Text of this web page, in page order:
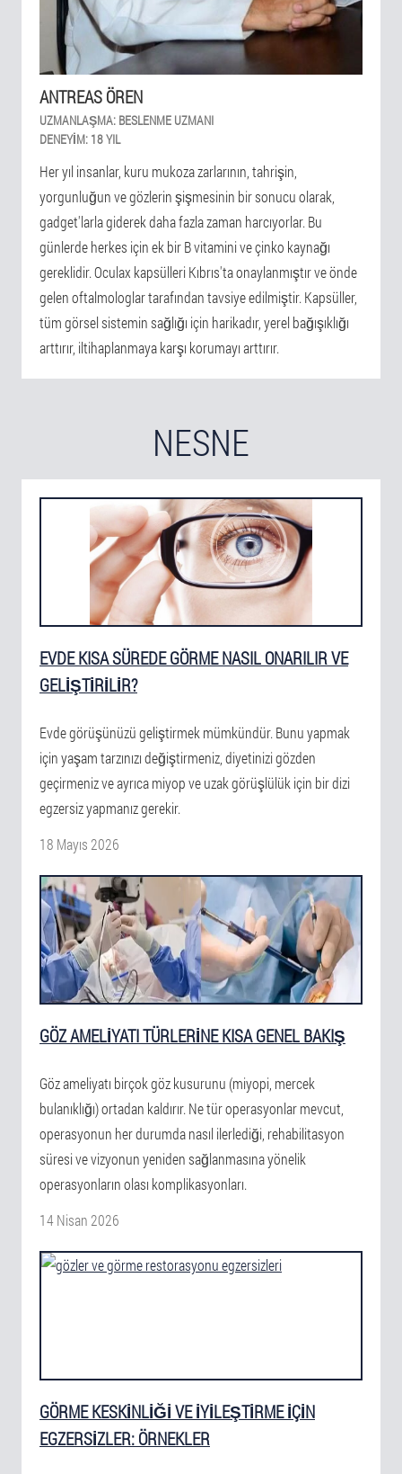
ANTREAS ÖREN
UZMANLAŞMA: BESLENME UZMANI
DENEYIM: 18 YIL
Her yıl insanlar, kuru mukoza zarlarının, tahrişin,
yorgunluğun ve gözlerin şişmesinin bir sonucu olarak,
gadget'larla giderek daha fazla zaman harcıyorlar. Bu
günlerde herkes için ek bir B vitamini ve çinko kaynağı
gereklidir. Oculax kapsülleri Kıbrıs'ta onaylanmıştır ve önde
gelen oftalmologlar tarafından tavsiye edilmiştir. Kapsüller,
tüm görsel sistemin sağlığı için harikadır, yerel bağışıklığı
arttırır, iltihaplanmaya karşı korumayı arttırır.
NESNE
EVDE KISA SÜREDE GÖRME NASIL ONARILIR VE
GELIŞTIRILIR?
Evde görüşünüzü geliştirmek mümkündür. Bunu yapmak
için yaşam tarzınızı değiştirmeniz, diyetinizi gözden
geçirmeniz ve ayrıca miyop ve uzak görüşlülük için bir dizi
egzersiz yapmanız gerekir.
18 Mayıs 2026
GÖZ AMELIYATI TÜRLERINE KISA GENEL BAKIŞ
Göz ameliyatı birçok göz kusurunu (miyopi, mercek
bulanıklığı) ortadan kaldırır. Ne tür operasyonlar mevcut,
operasyonun her durumda nasıl ilerlediği, rehabilitasyon
süresi ve vizyonun yeniden sağlanmasına yönelik
operasyonların olası komplikasyonları.
14 Nisan 2026
GÖRME KESKINLIĞI VE IYILEŞTIRME IÇIN
EGZERSIZLER: ÖRNEKLER